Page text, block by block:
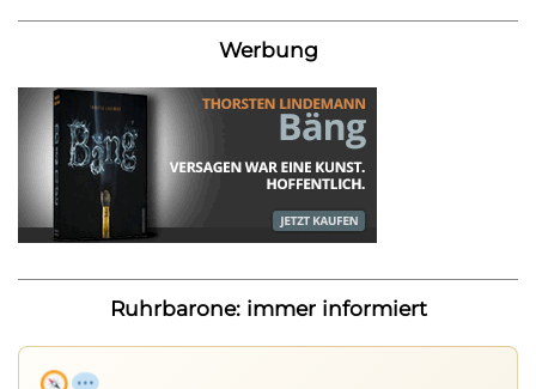
Werbung
Ruhrbarone: immer informiert